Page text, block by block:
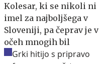
Kolesar, ki se nikoli ni
imel za najboljšega v
Sloveniji, pa čeprav je v
očeh mnogih bil